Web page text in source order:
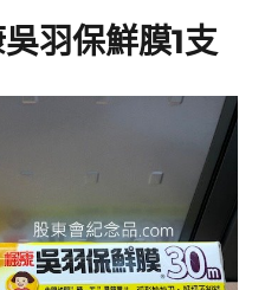
羽保鮮膜1支